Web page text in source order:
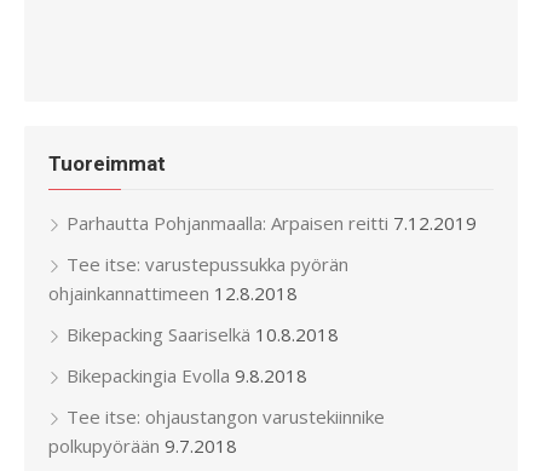
Tuoreimmat
Parhautta Pohjanmaalla: Arpaisen reitti 7.12.2019
Tee itse: varustepussukka pyörän
ohjainkannattimeen 12.8.2018
Bikepacking Saariselkä 10.8.2018
Bikepackingia Evolla 9.8.2018
Tee itse: ohjaustangon varustekiinnike
polkupyörään 9.7.2018